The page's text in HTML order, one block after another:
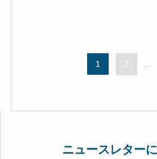
1 2
ニュースレター